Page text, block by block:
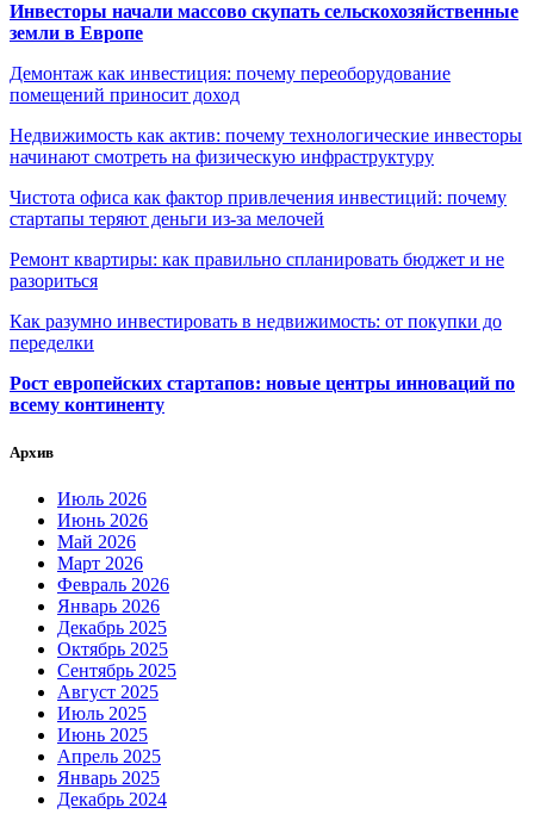
Инвесторы начали массово скупать сельскохозяйственные
земли в Европе
Демонтаж как инвестиция: почему переоборудование
помещений приносит доход
Недвижимость как актив: почему технологические инвесторы
начинают смотреть на физическую инфраструктуру
Чистота офиса как фактор привлечения инвестиций: почему
стартапы теряют деньги из-за мелочей
Ремонт квартиры: как правильно спланировать бюджет и не
разориться
Как разумно инвестировать в недвижимость: от покупки до
переделки
Рост европейских стартапов: новые центры инноваций по
всему континенту
Архив
Июль 2026
Июнь 2026
Май 2026
Март 2026
Февраль 2026
Январь 2026
Декабрь 2025
Октябрь 2025
Сентябрь 2025
Август 2025
Июль 2025
Июнь 2025
Апрель 2025
Январь 2025
Декабрь 2024